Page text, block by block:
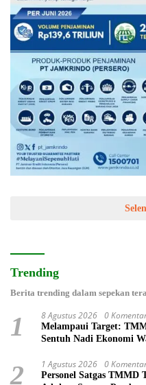
Trending
Berita trending dalam sepekan
1 8 Agustus 2026 0
Melampaui Target:
Sentuh Nadi Ekonomi
2 1 Agustus 2026 0
Personel Satgas